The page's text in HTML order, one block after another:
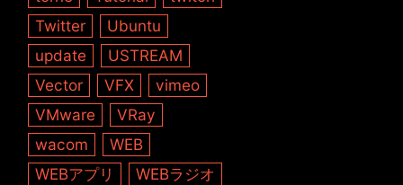
Twitter
Ubuntu
update
USTREAM
Vector
VFX
vimeo
VMware
VRay
wacom
WEB
WEBアプリ
WEBラジオ